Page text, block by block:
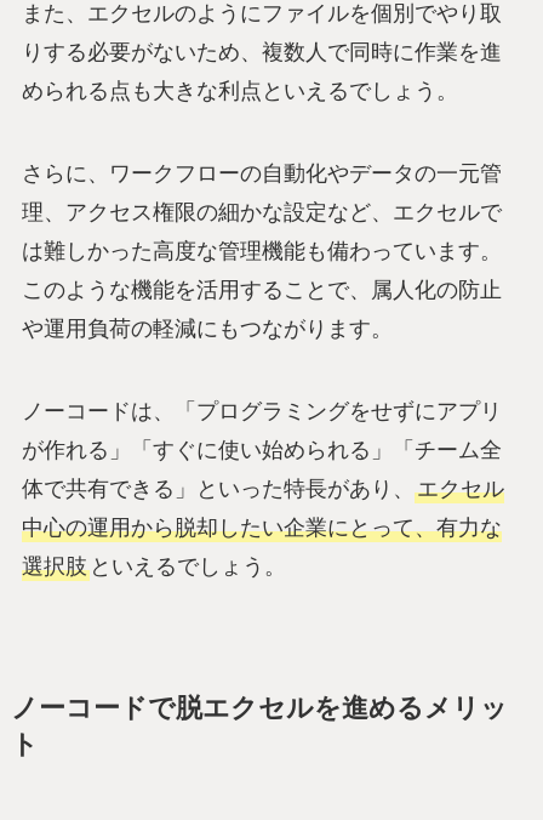
また、エクセルのようにファイルを個別でやり取
りする必要がないため、複数人で同時に作業を進
められる点も大きな利点といえるでしょう。
さらに、ワークフローの自動化やデータの一元管
理、アクセス権限の細かな設定など、エクセルで
は難しかった高度な管理機能も備わっています。
このような機能を活用することで、属人化の防止
や運用負荷の軽減にもつながります。
ノーコードは、「プログラミングをせずにアプリ
が作れる」「すぐに使い始められる」「チーム全
体で共有できる」といった特長があり、 エクセル
中心の運用から脱却したい企業にとって、有力な
選択肢といえるでしょう。
ノーコードで脱エクセルを進めるメリッ
ト